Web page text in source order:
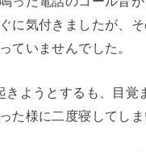
に気付きましたが、
ていませんでした。
きようとするも、目覚
た様に二度寝してしま